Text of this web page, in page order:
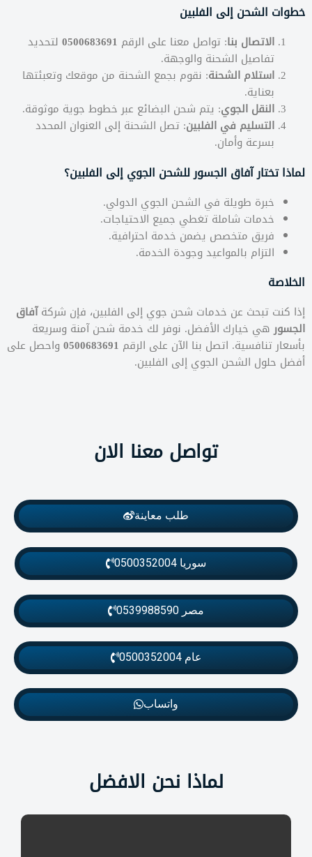
خطوات الشحن إلى الفلبين
الاتصال بنا: تواصل معنا على الرقم 0500683691لتحديد
تفاصيل الشحنة والوجهة.
استلام الشحنة: نقوم بجمع الشحنة من موقعك وتعبئتها
بعناية.
النقل الجوي: يتم شحن البضائع عبر خطوط جوية موثوقة.
التسليم في الفلبين: تصل الشحنة إلى العنوان المحدد
بسرعة وأمان.
لماذا تختار آفاق الجسور للشحن الجوي إلى الفلبين؟
خبرة طويلة في الشحن الجوي الدولي.
خدمات شاملة تغطي جميع الاحتياجات.
فريق متخصص يضمن خدمة احترافية.
التزام بالمواعيد وجودة الخدمة.
الخلاصة
إذا كنت تبحث عن خدمات شحن جوي إلى الفلبين، فإن شركةآفاق
الجسورهي خيارك الأفضل. نوفر لك خدمة شحن آمنة وسريعة
بأسعار تنافسية. اتصل بنا الآن على الرقم 0500683691 واحصل على
أفضل حلول الشحن الجوي إلى الفلبين.
تواصل معنا الان
طلب معاينة
سوريا 0500352004
مصر 0539988590
عام 0500352004
واتساب
لماذا نحن الافضل